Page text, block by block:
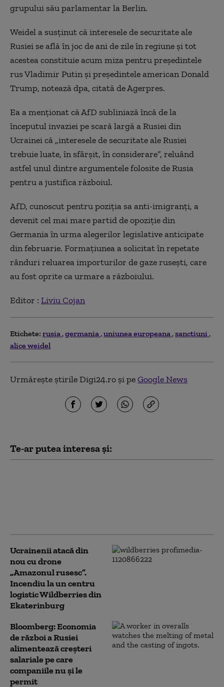
grupului său parlamentar la Berlin.
Weidel a susţinut că interesele de securitate ale
Rusiei se află în joc de ani de zile în regiune şi tot
acestea constituie acum miza pentru preşedintele
rus Vladimir Putin şi preşedintele american Donald
Trump, notează dpa, citată de Agerpres.
Ea a menţionat că AfD subliniază încă de la
începutul invaziei pe scară largă a Rusiei din
Ucrainei că „interesele de securitate ale Rusiei
trebuie luate, în sfârşit, în considerare”, reluând
astfel unul dintre argumentele folosite de Rusia
pentru a justifica războiul.
AfD, cunoscut pentru poziţia sa anti-imigranţi, a
devenit cel mai mare partid de opoziţie din
Germania în urma alegerilor legislative anticipate
din februarie. Formaţiunea a solicitat în repetate
rânduri reluarea importurilor de gaze ruseşti, care
au fost oprite ca urmare a războiului.
Editor : Liviu Cojan
Etichete: rusia germania uniunea europeana sanctiuni
alice weidel
Urmărește știrile Digi24.ro și peGoogle News
Te-ar putea interesa și:
Ucrainenii atacă din
nou cu drone
„Amazonul rusesc”.
Incendiu la un centru
logistic Wildberries din
Ekaterinburg
Bloomberg: Economia
de război a Rusiei
alimentează creşteri
salariale pe care
companiile nu şi le
permit